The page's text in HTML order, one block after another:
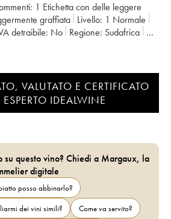
1 Etichetta con delle leggere
graffiata Livello: 1 Normale
detraibile: no Regione:
Sudafrica
du Sud
VALUTATO E CERTIFICATO
IDEALWINE
su questo vino? Chiedi a Margaux, la
digitale
posso abbinarlo?
dei vini simili?
Come va servito?